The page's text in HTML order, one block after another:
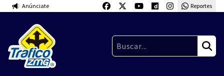
Anúnciate Reportes